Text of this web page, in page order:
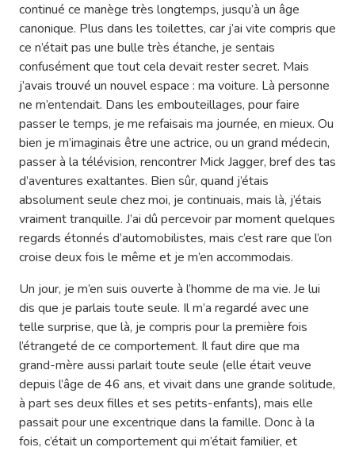
continué ce manège très longtemps, jusqu’à un âge
canonique. Plus dans les toilettes, car j’ai vite compris que
ce n’était pas une bulle très étanche, je sentais
confusément que tout cela devait rester secret. Mais
j’avais trouvé un nouvel espace : ma voiture. Là personne
ne m’entendait. Dans les embouteillages, pour faire
passer le temps, je me refaisais ma journée, en mieux. Ou
bien je m’imaginais être une actrice, ou un grand médecin,
passer à la télévision, rencontrer Mick Jagger, bref des tas
d’aventures exaltantes. Bien sûr, quand j’étais
absolument seule chez moi, je continuais, mais là, j’étais
vraiment tranquille. J’ai dû percevoir par moment quelques
regards étonnés d’automobilistes, mais c’est rare que l’on
croise deux fois le même et je m’en accommodais.
Un jour, je m’en suis ouverte à l’homme de ma vie. Je lui
dis que je parlais toute seule. Il m’a regardé avec une
telle surprise, que là, je compris pour la première fois
l’étrangeté de ce comportement. Il faut dire que ma
grand-mère aussi parlait toute seule (elle était veuve
depuis l’âge de 46 ans, et vivait dans une grande solitude,
à part ses deux filles et ses petits-enfants), mais elle
passait pour une excentrique dans la famille. Donc à la
fois, c’était un comportement qui m’était familier, et